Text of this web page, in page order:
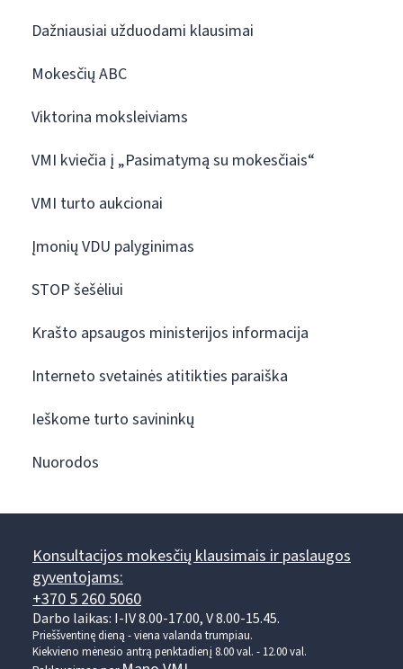
Dažniausiai užduodami klausimai
Mokesčių ABC
Viktorina moksleiviams
VMI kviečia į „Pasimatymą su mokesčiais“
VMI turto aukcionai
Įmonių VDU palyginimas
STOP šešėliui
Krašto apsaugos ministerijos informacija
Interneto svetainės atitikties paraiška
Ieškome turto savininkų
Nuorodos
Konsultacijos mokesčių klausimais ir paslaugos
gyventojams:
+370 5 260 5060
Darbo laikas: I-IV 8.00-17.00, V 8.00-15.45.
Prieššventinę dieną - viena valanda trumpiau.
Kiekvieno mėnesio antrą penktadienį 8.00 val. - 12.00 val.